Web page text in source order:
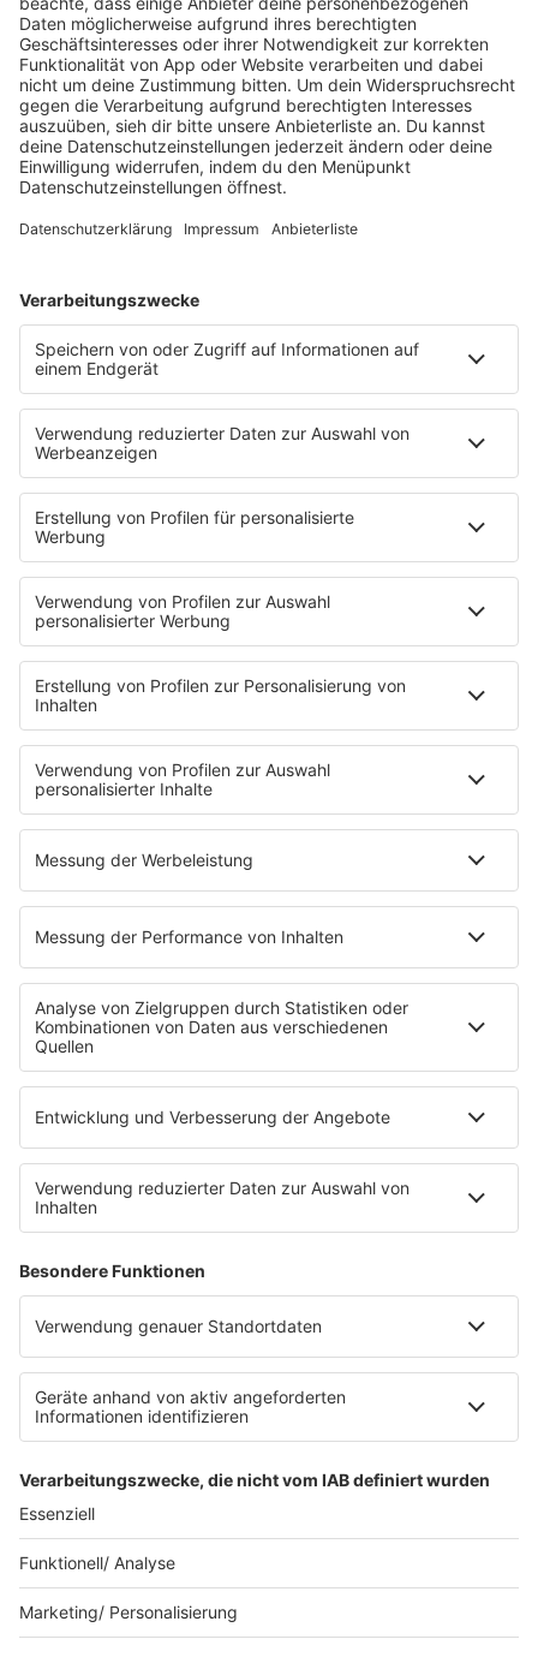
HOME
RADIOS
barba radio
Lagerfeuer
Füße hoch
Schmusekatze
Song Contest
Mädelsabend
Ich hasse Sport
Sonntag Morgen
Strandbar
Putzfimmel
Deutschpop
Deutsche Liebeslieder
PODCASTS
Mit den Waffeln einer Frau
Frühstück bei Barbara
Brave & One
NotAufnahme
"Bewerbung und Karriere"
Aber bitte mit Schlager
Erdbeerkäse
Fitness mit M.A.R.K
Glück in Worten
Todesursache
Niemand muss ein Promi sein
PROGRAMM
Mit den Waffeln einer Frau
SERVICE
Empfang
barba radio App
Impressum
Datenschutz Facebook & Instagram
Datenschutzeinstellungen
Clubbedingungen
Werbung schalten
Waffel-Werbepartner
80s80s.de
90s90s.de
Schlagerplanetradio.com
1deutsch.de
WEIHNACHTSMUSIK.FM
© barba radio. Ein Baby von Barbara Schöneberger und
REGIOCAST.